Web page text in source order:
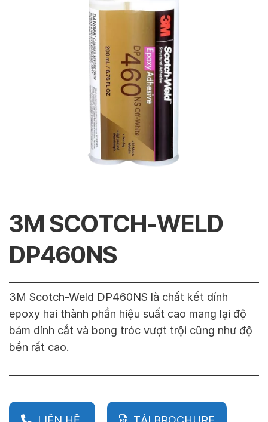
3M SCOTCH-WELD
DP460NS
3M Scotch-Weld DP460NS là chất kết dính
epoxy hai thành phần hiệu suất cao mang lại độ
bám dính cắt và bong tróc vượt trội cũng như độ
bền rất cao.